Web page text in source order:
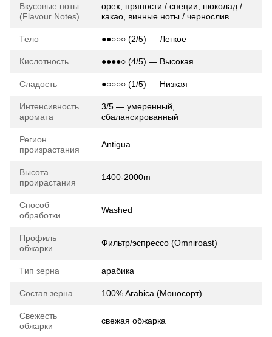
Вкусовые ноты
(Flavour Notes)
орех, пряности / специи, шоколад /
какао, винные ноты / чернослив
Тело ●●○○○ (2/5) — Легкое
Кислотность ●●●●○ (4/5) — Высокая
Сладость ●○○○○ (1/5) — Низкая
Интенсивность
аромата
3/5 — умеренный,
сбалансированный
Регион
произрастания
Antigua
Высота
проирастания
1400-2000m
Способ
обработки
Washed
Профиль
обжарки
Фильтр/эспрессо (Omniroast)
Тип зерна арабика
Состав зерна 100% Arabica (Моносорт)
Свежесть
обжарки
свежая обжарка